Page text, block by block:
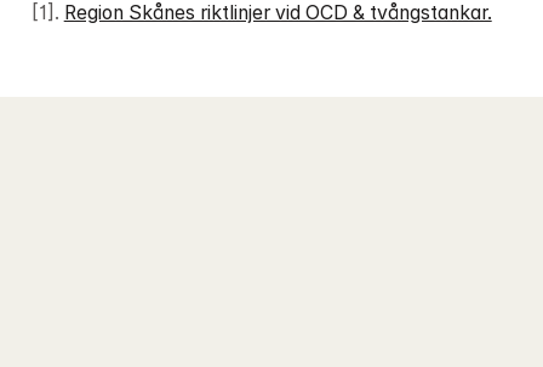
[1]. Region Skånes riktlinjer vid OCD & tvångstankar.